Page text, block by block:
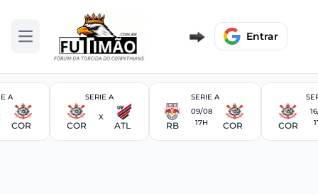
Abrir menu Entrar
A
COR
SERIE A
COR
X
ATL
SERIE A
RB
09/08
17H
COR COR